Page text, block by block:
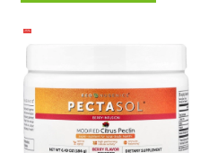
-15%